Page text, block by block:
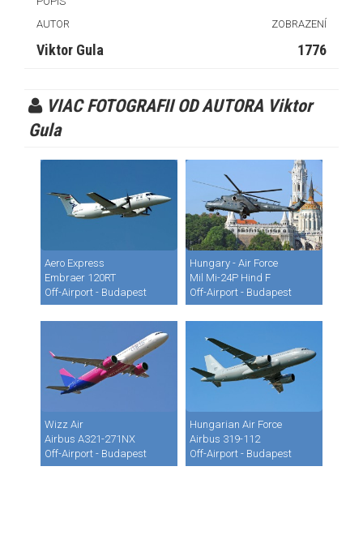
AUTOR
ZOBRAZENÍ
Viktor Gula 1776
VIAC FOTOGRAFII OD AUTORA Viktor
Gula
Aero Express
Embraer 120RT
Off-Airport - Budapest
Hungary - Air Force
Mil Mi-24P Hind F
Off-Airport - Budapest
Wizz Air
Airbus A321-271NX
Off-Airport - Budapest
Hungarian Air Force
Airbus 319-112
Off-Airport - Budapest